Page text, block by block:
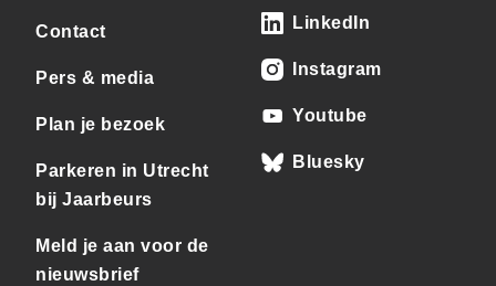
Contact
Pers & media
Plan je bezoek
Parkeren in Utrecht
bij Jaarbeurs
Meld je aan voor de
nieuwsbrief
LinkedIn
Instagram
Youtube
Bluesky